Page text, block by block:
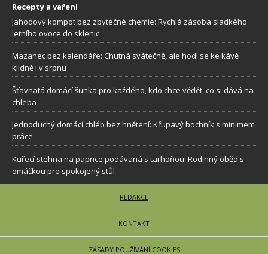
Recepty a vaření
Jahodový kompot bez zbytečné chemie: Rychlá zásoba sladkého
letního ovoce do sklenic
Mazanec bez kalendáře: Chutná svátečně, ale hodí se ke kávě
klidně i v srpnu
Šťavnatá domácí šunka pro každého, kdo chce vědět, co si dává na
chleba
Jednoduchý domácí chléb bez hnětení: Křupavý bochník s minimem
práce
Kuřecí stehna na paprice podávaná s tarhoňou: Rodinný oběd s
omáčkou pro spokojený stůl
REDAKCE
KONTAKT
ZÁSADY POUŽÍVÁNÍ COOKIES